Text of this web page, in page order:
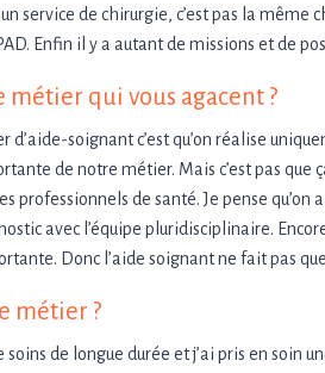
service de chirurgie, c’est pas la même
Enfin il y a autant de missions et de
métier qui vous agacent ?
d’aide-soignant c’est qu’on réalise
de notre métier. Mais c’est pas que
professionnels de santé. Je pense
avec l’équipe pluridisciplinaire.
Donc l’aide soignant ne fait pas
métier ?
soins de longue durée et j’ai pris en soin